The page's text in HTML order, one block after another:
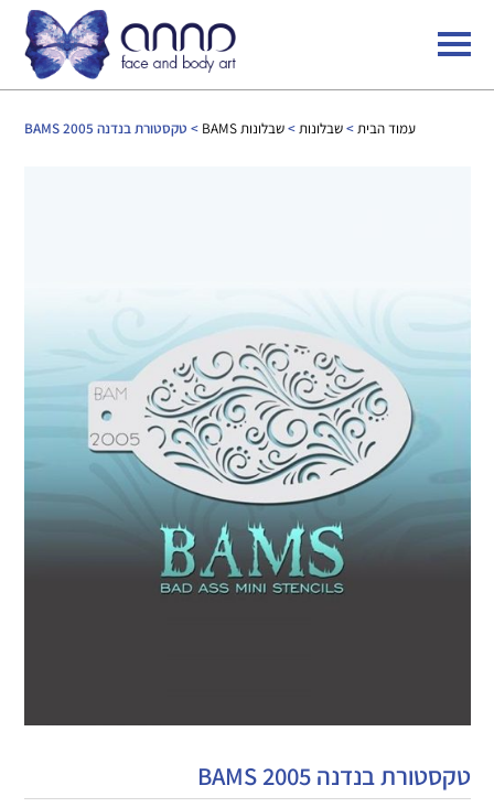
עמוד הבית>שבלונות>שבלונות BAMS > טקסטורת בנדנה 2005 BAMS
טקסטורת בנדנה 2005 BAMS